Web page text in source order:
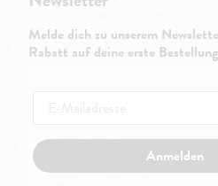
Melde dich zu unserem
Rabatt auf deine erste
Anmelden